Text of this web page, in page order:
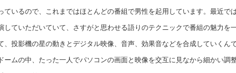
いるので、これまではほとんどの番組で男性を起用しています。最近で
ていただいていて、さすがと思わせる語りのテクニックで番組の魅力を
投影機の星の動きとデジタル映像、音声、効果音などを合成していくん
ムの中、たった一人でパソコンの画面と映像を交互に見なから細かい調